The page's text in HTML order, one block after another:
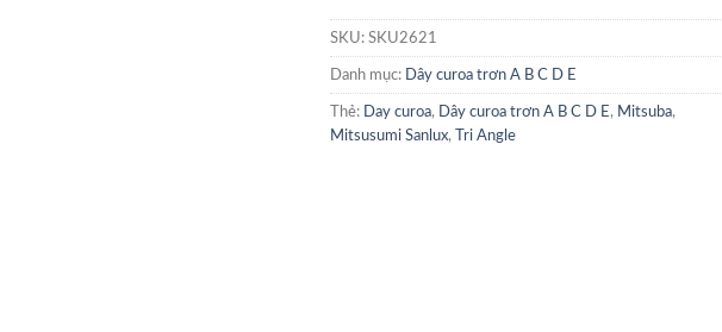
SKU: SKU2621
Danh mục: Dây curoa trơn A B C D E
Thẻ: Day curoa, Dây curoa trơn A B C D E , Mitsuba,
Mitsusumi Sanlux, Tri Angle